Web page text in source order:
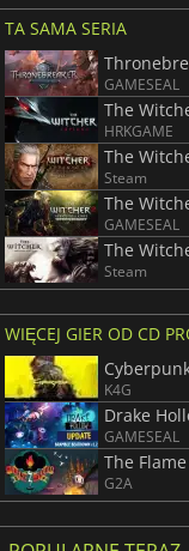
TA SAMA SERIA
GAMESEAL
The
HRKGAME
The
Steam
The
GAMESEAL
Steam
WIĘCEJ GIER OD CD
K4G
Drake
GAMESEAL
The
G2A